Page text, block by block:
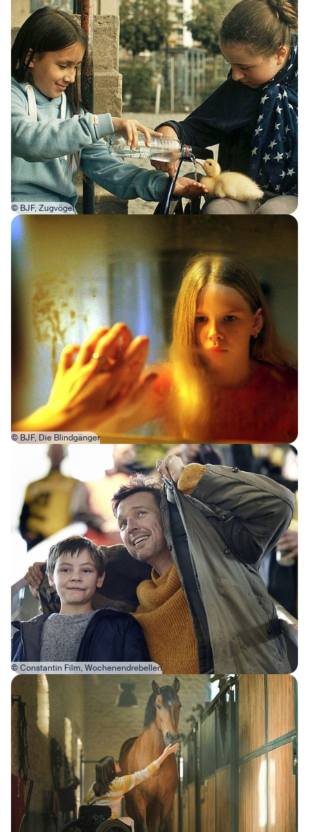
© BJF, Zugvögel
Bild in Lightbox öffnen
© BJF, Die Blindgänger
Bild in Lightbox öffnen
© Constantin Film, Wochenendrebellen
Bild in Lightbox öffnen